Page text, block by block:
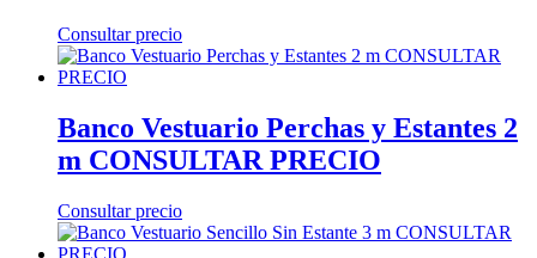
Consultar precio
Banco Vestuario Perchas y Estantes 2
m CONSULTAR PRECIO
Consultar precio